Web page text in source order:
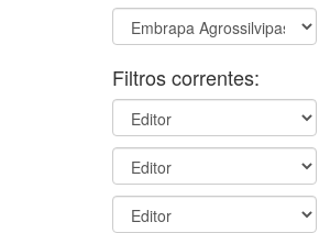
Filtros correntes: